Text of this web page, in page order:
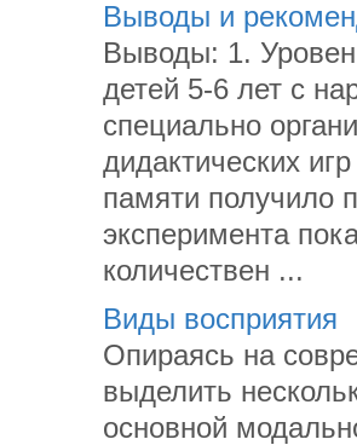
Выводы и
Выводы: 1.
детей 5-6 лет с
специально
дидактических
памяти получило
эксперимента
количествен ...
Виды восприятия
Опираясь на
выделить
основной